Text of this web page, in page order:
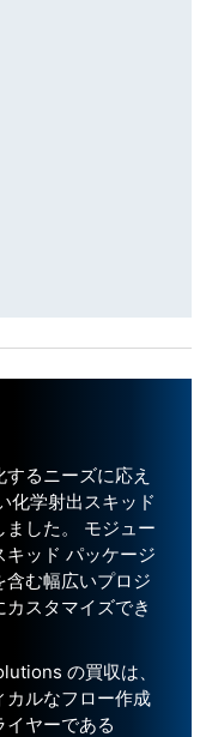
るニーズに応え
化学射出スキッド
した。 モジュー
キッド パッケージ
む幅広いプロジ
スタマイズでき
の買収は、
カルなフロー作成
イヤーである